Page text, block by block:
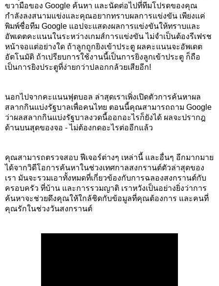
ขวามือของ Google ค้นหา และนัดต่อไปที่ทีมโปรดของคุณ
กำลังลงสนามแข่งและคุณอยากทราบผลการแข่งขัน เพียงแค่
พิมพ์ชื่อทีม Google แอปจะแสดงผลการแข่งขันให้ทราบและ
อัพเดตคะแนนในระหว่างเกมส์การแข่งขัน ไม่จำเป็นต้องรีเฟรช
หน้าจอแต่อย่างใด ถ้าลูกถูกยิงเข้าประตู ผลคะแนนจะอัพเดต
อัตโนมัติ ถ้าเปรียบการใช้งานนี้เป็นการยิงลูกเข้าประตู ก็ถือ
เป็นการยิงประตูที่ง่ายกว่าปลอกกล้วยเสียอีก!
นอกไปจากคะแนนฟุตบอล ล่าสุดเราเพิ่งเปิดตัวการค้นหาผล
สลากกินแบ่งรัฐบาลเพื่อคนไทย ตอนนี้คุณสามารถถาม Google
ว่าผลสลากกินแบ่งรัฐบาลงวดนี้ออกอะไรก็ยังได้ ผลจะปรากฎ
ด้านบนสุดของจอ - ไม่ต้องกดอะไรต่ออีกแล้ว
คุณสามารถตรวจสอบ ฟีเจอร์ต่างๆ เหล่านี้ และอื่นๆ อีกมากมาย
ได้จากวิดีโอการค้นหาในช่วงเทศกาลสงกรานต์ตัวล่าสุดของ
เรา มันจะรวมเอาทั้งหมดที่เกี่ยวข้องกับการฉลองสงกรานต์กับ
ครอบครัว ที่บ้าน และการรวมญาติ เราหวังเป็นอย่างยิ่งว่าการ
ค้นหาจะช่วยดึงคุณให้ใกล้ชิดกับข้อมูลที่คุณต้องการ และคนที่
คุณรักในช่วงวันสงกรานต์